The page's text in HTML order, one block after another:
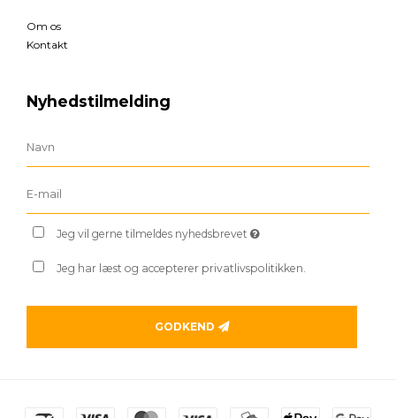
Om os
Kontakt
Nyhedstilmelding
Jeg vil gerne tilmeldes nyhedsbrevet
Jeg har læst og accepterer privatlivspolitikken.
GODKEND